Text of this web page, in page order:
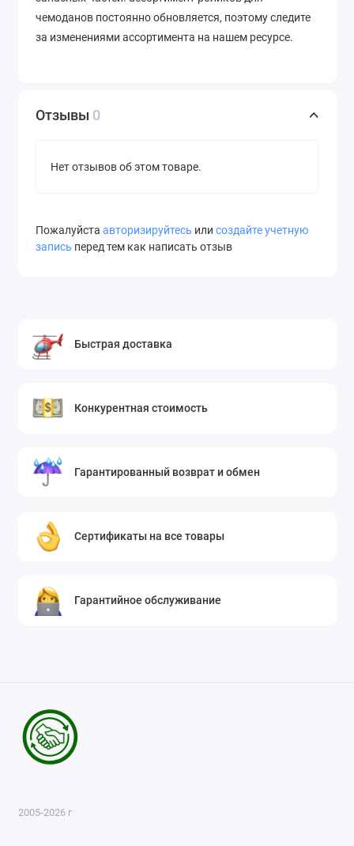
чемоданов постоянно обновляется, поэтому следите
за изменениями ассортимента на нашем ресурсе.
Отзывы 0
Нет отзывов об этом товаре.
Пожалуйста авторизируйтесь или создайте учетную
запись перед тем как написать отзыв
Быстрая доставка
Конкурентная стоимость
Гарантированный возврат и обмен
Сертификаты на все товары
Гарантийное обслуживание
2005-2026 г